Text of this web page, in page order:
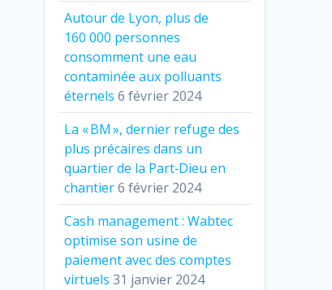
Autour de Lyon, plus de
160 000 personnes
consomment une eau
contaminée aux polluants
éternels 6 février 2024
La « BM », dernier refuge des
plus précaires dans un
quartier de la Part‐Dieu en
chantier6 février 2024
Cash management : Wabtec
optimise son usine de
paiement avec des comptes
virtuels 31 janvier 2024